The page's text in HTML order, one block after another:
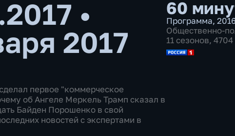
•
2017
первое "коммерческое
об Ангеле Меркель Трамп сказал в
Байден Порошенко в свой
новостей с экспертами в
60
Программа,
Общественно-
11 сезонов,